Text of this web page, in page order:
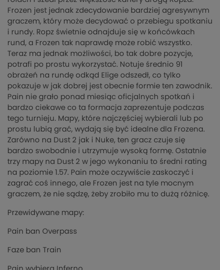
Frozen jest jednak zdecydowanie bardziej agresywnym
graczem, który może decydować o przebiegu spotkaniu
i rundy. Ropz świetnie odnajduje się w końcówkach
rund, a Frozen tak naprawdę może robić wszystko.
Teraz ma jednak możliwości, bo tak dobre pozycje,
potrafi po prostu wykorzystać. Notuje średnio 91
obrażeń na rundę odkąd Elige odszedł, co tylko
pokazuje w jak dobrej jest obecnie formie ten zawodnik.
Pain nie grało ponad miesiąc oficjalnych spotkań i
bardzo ciekawe co ta formacja zaprezentuje podczas
tego turnieju. Mapy, które najczęściej wybierali lub po
prostu lubią grać, wydają się być idealne dla Frozena.
Zarówno na Dust 2 jak i Nuke, ten gracz czuje się
bardzo swobodnie i utrzymuje wysoką formę. Ostatnie
trzy mapy na Dust 2 w jego wykonaniu to średni rating
na poziomie 1.57. Pain może oczywiście zaskoczyć i
zagrać coś innego, ale Frozen jest na tyle mocnym
graczem, że nie sądzę, żeby zrobiło mu to dużą różnicę.
Przewidywane mapy:
Pain ban Overpass
Faze ban Train